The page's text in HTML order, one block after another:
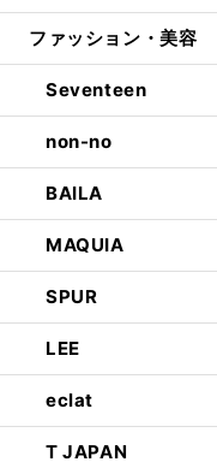
ファッション・美容
Seventeen
non-no
BAILA
MAQUIA
SPUR
LEE
eclat
T JAPAN